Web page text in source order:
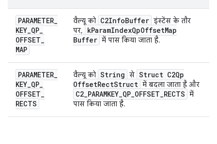
PARAMETER_
KEY_QP_
OFFSET_
MAP
वैल्यू को C2InfoBuffer इंस्टेंस के तौर
पर,
kParamIndexQpOffsetMap
Buffer में पास किया जाता है.
PARAMETER_
KEY_QP_
OFFSET_
RECTS
वैल्यू को String से Struct C2Qp
OffsetRectStruct में बदला जाता है और
C2_PARAMKEY_QP_OFFSET_RECTS में
पास किया जाता है.